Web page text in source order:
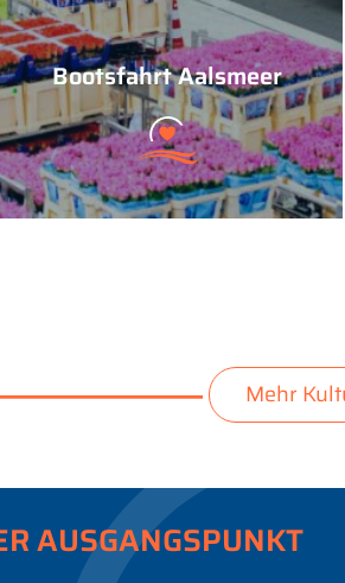
Bootsfahrt Aalsmeer
Mehr
AUSGANGSPUNKT